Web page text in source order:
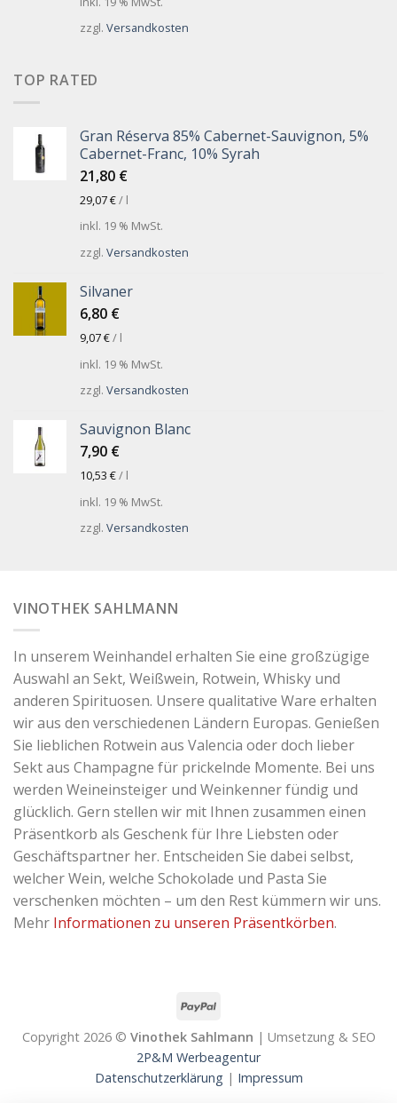
zzgl. Versandkosten
TOP RATED
Gran Réserva 85% Cabernet-Sauvignon, 5%
Cabernet-Franc, 10% Syrah
21,80 €
29,07€/ l
inkl. 19 % MwSt.
zzgl. Versandkosten
Silvaner
6,80 €
9,07€/ l
inkl. 19 % MwSt.
zzgl. Versandkosten
Sauvignon Blanc
7,90 €
10,53 €/ l
inkl. 19 % MwSt.
zzgl. Versandkosten
VINOTHEK SAHLMANN
In unserem Weinhandel erhalten Sie eine großzügige
Auswahl an Sekt, Weißwein, Rotwein, Whisky und
anderen Spirituosen. Unsere qualitative Ware erhalten
wir aus den verschiedenen Ländern Europas. Genießen
Sie lieblichen Rotwein aus Valencia oder doch lieber
Sekt aus Champagne für prickelnde Momente. Bei uns
werden Weineinsteiger und Weinkenner fündig und
glücklich. Gern stellen wir mit Ihnen zusammen einen
Präsentkorb als Geschenk für Ihre Liebsten oder
Geschäftspartner her. Entscheiden Sie dabei selbst,
welcher Wein, welche Schokolade und Pasta Sie
verschenken möchten – um den Rest kümmern wir uns.
Mehr Informationen zu unseren Präsentkörben.
Copyright 2026 © Vinothek Sahlmann | Umsetzung & SEO
2P&M Werbeagentur
Datenschutzerklärung | Impressum